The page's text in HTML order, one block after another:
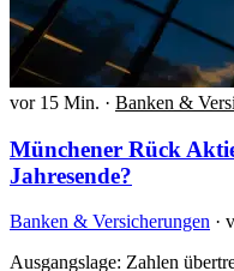
vor 15 Min. · Banken &
Münchener Rück
Jahresende?
Banken & Versicherungen ·
Ausgangslage: Zahlen